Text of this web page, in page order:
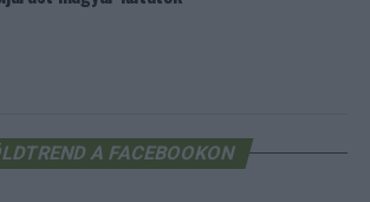
A FACEBOOKON